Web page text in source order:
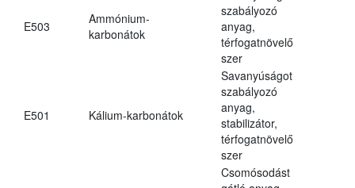
E503
Ammónium-
karbonátok
szabályozó
anyag,
térfogatnövelő
szer
E501 Kálium-karbonátok
Savanyúságot
szabályozó
anyag,
stabilizátor,
térfogatnövelő
szer
Csomósodást